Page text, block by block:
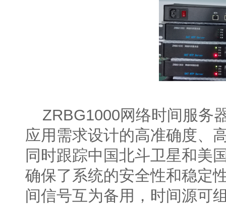
ZRBG1000网络时间服务
应用需求设计的高准确度、
同时跟踪中国北斗卫星和美
确保了系统的安全性和稳定
间信号互为备用，时间源可